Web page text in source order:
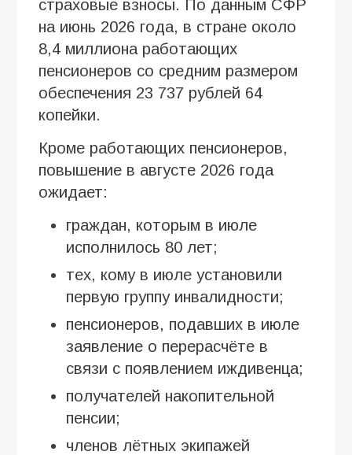
страховые взносы. По данным СФР
на июнь 2026 года, в стране около
8,4 миллиона работающих
пенсионеров со средним размером
обеспечения 23 737 рублей 64
копейки.
Кроме работающих пенсионеров,
повышение в августе 2026 года
ожидает:
граждан, которым в июле
исполнилось 80 лет;
тех, кому в июле установили
первую группу инвалидности;
пенсионеров, подавших в июле
заявление о перерасчёте в
связи с появлением иждивенца;
получателей накопительной
пенсии;
членов лётных экипажей